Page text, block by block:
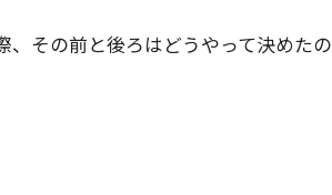
その前と後ろはどうやって決めたの